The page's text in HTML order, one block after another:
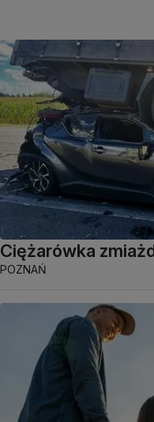
Ciężarówka
POZNAŃ